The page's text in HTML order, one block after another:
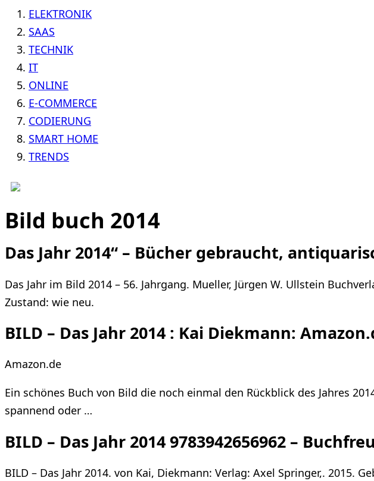
ELEKTRONIK
SAAS
TECHNIK
IT
ONLINE
E-COMMERCE
CODIERUNG
SMART HOME
TRENDS
Bild buch 2014
Das Jahr 2014“ – Bücher gebraucht,
Das Jahr im Bild 2014 – 56. Jahrgang. Mueller, Jürgen W. Ullstein
Zustand: wie neu.
BILD – Das Jahr 2014 : Kai Diekmann:
Amazon.de
Ein schönes Buch von Bild die noch einmal den Rückblick des Jahres
spannend oder …
BILD – Das Jahr 2014 9783942656962 –
BILD – Das Jahr 2014. von Kai, Diekmann: Verlag: Axel Springer,. 2015.